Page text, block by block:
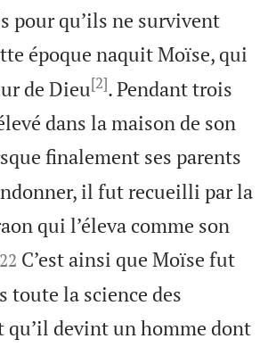
pour qu’ils ne survivent
époque naquit Moïse, qui
de Dieu[2]. Pendant trois
dans la maison de son
finalement ses parents
il fut recueilli par la
qui l’éleva comme son


22 C’est ainsi que Moïse fut
toute la science des
qu’il devint un homme dont